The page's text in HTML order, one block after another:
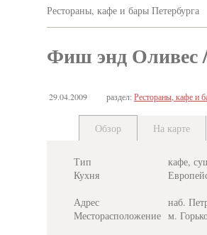
Рестораны, кафе и бары Петербурга
Фиш энд Оливес
29.04.2009 раздел:Рестораны, кафе и
Обзор На карте
Тип
кафе,
Кухня
Адрес
наб.
Месторасположение м.